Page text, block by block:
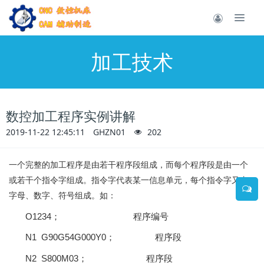
加工技术
数控加工程序实例讲解
2019-11-22 12:45:11 GHZN01 202
一个完整的加工程序是由若干程序段组成，而每个程序段是由一个
或若干个指令字组成。指令字代表某一信息单元，每个指令字又由
字母、数字、符号组成。如：
O1234 ； 程序编号
N1 G90G54G000Y0 ； 程序段
N2 S800M03 ； 程序段